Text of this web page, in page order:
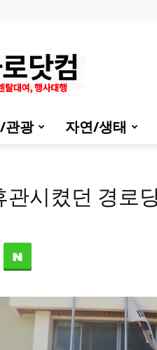
관광 자연/생태
관시켰던 경로